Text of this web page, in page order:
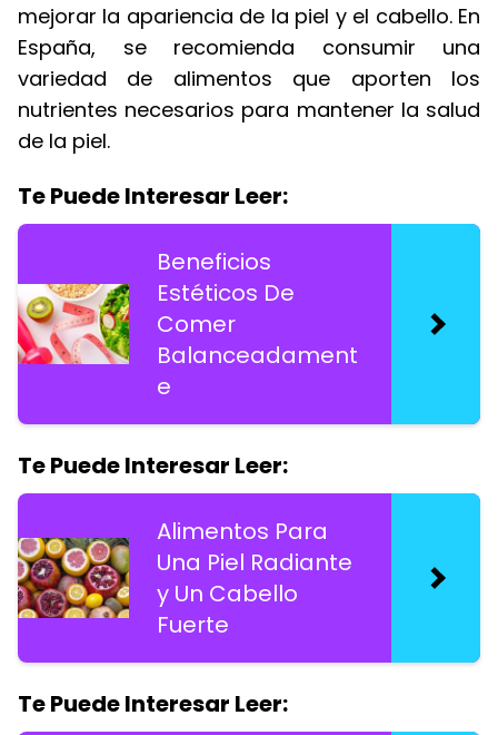
mejorar la apariencia de la piel y el cabello. En
España, se recomienda consumir una
variedad de alimentos que aporten los
nutrientes necesarios para mantener la salud
de la piel.
Te Puede Interesar Leer:
Beneficios
Estéticos De
Comer
Balanceadament
e
Te Puede Interesar Leer:
Alimentos Para
Una Piel Radiante
y Un Cabello
Fuerte
Te Puede Interesar Leer: